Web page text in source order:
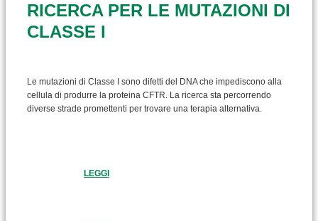
RICERCA PER LE MUTAZIONI DI
CLASSE I
Le mutazioni di Classe I sono difetti del DNA che impediscono alla
cellula di produrre la proteina CFTR. La ricerca sta percorrendo
diverse strade promettenti per trovare una terapia alternativa.
LEGGI